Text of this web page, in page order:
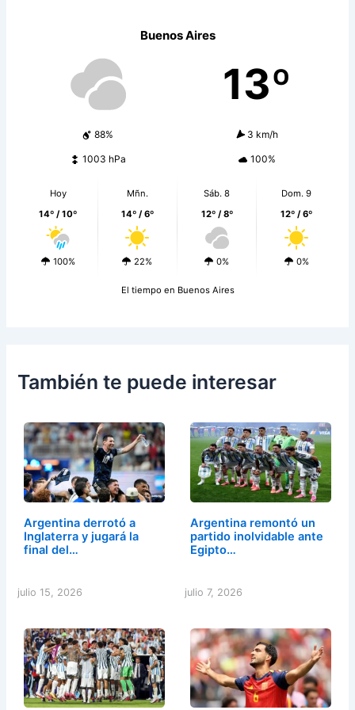
Buenos Aires
13º
88% 3 km/h
1003 hPa 100%
Hoy
14º / 10º
100%
Mñn.
14º / 6º
22%
Sáb. 8
12º / 8º
0%
Dom. 9
12º / 6º
0%
El tiempo en Buenos Aires
También te puede interesar
Argentina derrotó a
Inglaterra y jugará la
final del…
julio 15, 2026
Argentina remontó un
partido inolvidable ante
Egipto…
julio 7, 2026